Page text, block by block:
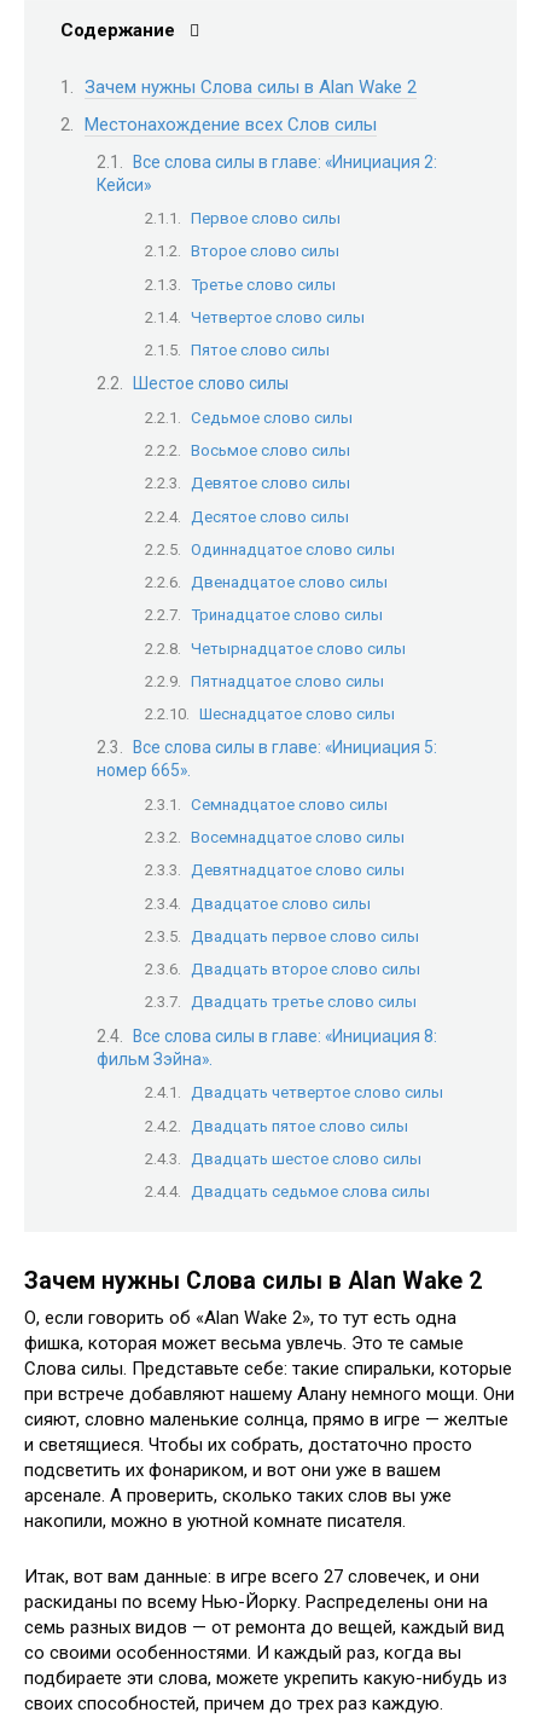
Содержание
Зачем нужны Слова силы в Alan Wake 2
Местонахождение всех Слов силы
Все слова силы в главе: «Инициация 2:
Кейси»
Первое слово силы
Второе слово силы
Третье слово силы
Четвертое слово силы
Пятое слово силы
Шестое слово силы
Седьмое слово силы
Восьмое слово силы
Девятое слово силы
Десятое слово силы
Одиннадцатое слово силы
Двенадцатое слово силы
Тринадцатое слово силы
Четырнадцатое слово силы
Пятнадцатое слово силы
Шеснадцатое слово силы
Все слова силы в главе: «Инициация 5:
номер 665».
Семнадцатое слово силы
Восемнадцатое слово силы
Девятнадцатое слово силы
Двадцатое слово силы
Двадцать первое слово силы
Двадцать второе слово силы
Двадцать третье слово силы
Все слова силы в главе: «Инициация 8:
фильм Зэйна».
Двадцать четвертое слово силы
Двадцать пятое слово силы
Двадцать шестое слово силы
Двадцать седьмое слова силы
Зачем нужны Слова силы в Alan Wake 2
О, если говорить об «Alan Wake 2», то тут есть одна
фишка, которая может весьма увлечь. Это те самые
Слова силы. Представьте себе: такие спиральки, которые
при встрече добавляют нашему Алану немного мощи. Они
сияют, словно маленькие солнца, прямо в игре — желтые
и светящиеся. Чтобы их собрать, достаточно просто
подсветить их фонариком, и вот они уже в вашем
арсенале. А проверить, сколько таких слов вы уже
накопили, можно в уютной комнате писателя.
Итак, вот вам данные: в игре всего 27 словечек, и они
раскиданы по всему Нью-Йорку. Распределены они на
семь разных видов — от ремонта до вещей, каждый вид
со своими особенностями. И каждый раз, когда вы
подбираете эти слова, можете укрепить какую-нибудь из
своих способностей, причем до трех раз каждую.